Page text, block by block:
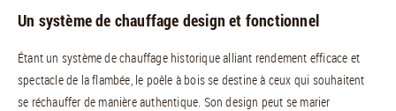
Un système de chauffage design et fonctionnel
Étant un système de chauffage historique alliant rendement efficace et
spectacle de la flambée, le poêle à bois se destine à ceux qui souhaitent
se réchauffer de manière authentique. Son design peut se marier